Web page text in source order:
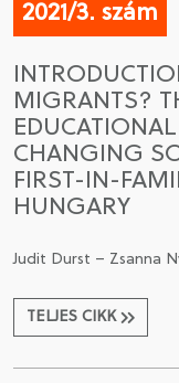
2021/3. szám
MIGRANTS?
CHANGING
FIRST-IN-
HUNGARY
Judit Durst – Zsanna
TELJES CIKK